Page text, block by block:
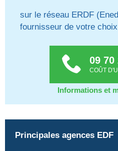
sur le réseau ERDF
fournisseur de votre choix
09 70
COÛT
Informations et
Principales agences EDF